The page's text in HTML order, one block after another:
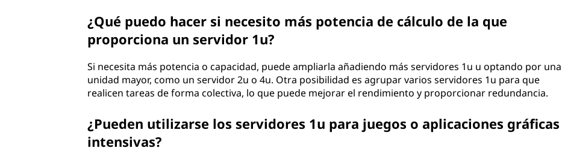
¿Qué puedo hacer si necesito más potencia de cálculo de la que
proporciona un servidor 1u?
Si necesita más potencia o capacidad, puede ampliarla añadiendo más servidores 1u u optando por una
unidad mayor, como un servidor 2u o 4u. Otra posibilidad es agrupar varios servidores 1u para que
realicen tareas de forma colectiva, lo que puede mejorar el rendimiento y proporcionar redundancia.
¿Pueden utilizarse los servidores 1u para juegos o aplicaciones gráficas
intensivas?